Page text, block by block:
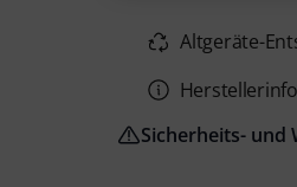
Altgeräte-
Sicherheits- und